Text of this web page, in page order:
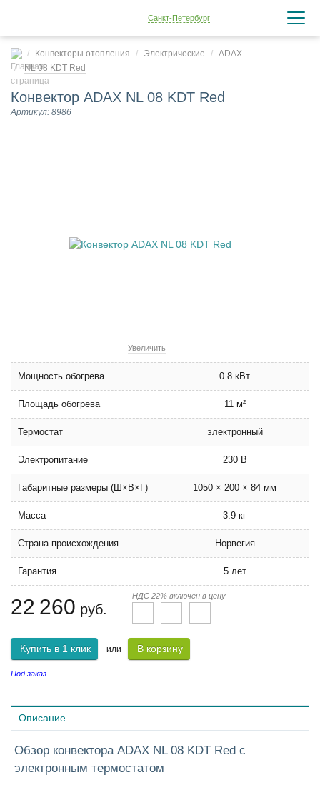
Санкт-Петербург
Конвекторы отопления Электрические
ADAX
NL 08 KDT Red
Конвектор ADAX NL 08 KDT Red
Артикул: 8986
Увеличить
Мощность обогрева 0.8 кВт
Площадь обогрева 11 м²
Термостат электронный
Электропитание 230 В
Габаритные размеры (Ш×В×Г) 1050 × 200 × 84 мм
Масса 3.9 кг
Страна происхождения Норвегия
Гарантия 5 лет
22 260 руб.
НДС 22% включен в цену
Купить в 1 клик или В корзину
Под заказ
Описание
Обзор конвектора ADAX NL 08 KDT Red с
электронным термостатом